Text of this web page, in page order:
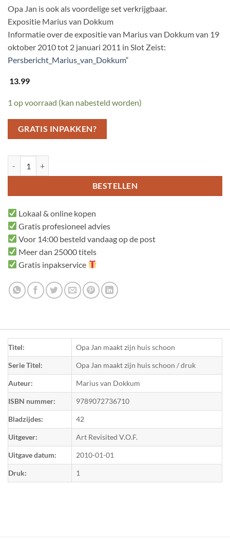
Opa Jan is ook als voordelige set verkrijgbaar.
Expositie Marius van Dokkum
Informatie over de expositie van Marius van Dokkum van 19
oktober 2010 tot 2 januari 2011 in Slot Zeist:
Persbericht_Marius_van_Dokkum“
13.99
1 op voorraad (kan nabesteld worden)
GRATIS INPAKKEN?
BESTELLEN
Lokaal & online kopen
Gratis profesioneel advies
Voor 14:00 besteld vandaag op de post
Meer dan 25000 titels
Gratis inpakservice
Titel: Opa Jan maakt zijn huis schoon
Serie Titel: Opa Jan maakt zijn huis schoon / druk
Auteur: Marius van Dokkum
ISBN nummer: 9789072736710
Bladzijdes: 42
Uitgever: Art Revisited V.O.F.
Uitgave datum: 2010-01-01
Druk: 1